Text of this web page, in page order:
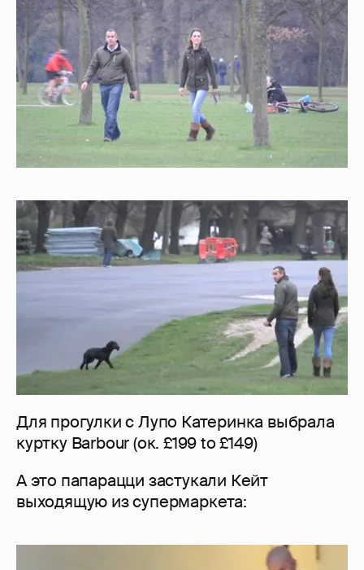
Для прогулки с Лупо Катеринка выбрала
куртку Barbour (ок. £199 to £149)
А это папарацци застукали Кейт
выходящую из супермаркета: